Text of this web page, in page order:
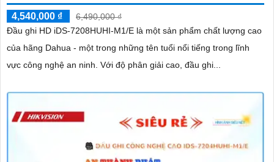
4,540,000 ₫
6,490,000 ₫
Đầu ghi HD iDS-7208HUHI-M1/E là một sản phẩm chất lượng cao
của hãng Dahua - một trong những tên tuổi nổi tiếng trong lĩnh
vực công nghệ an ninh. Với độ phân giải cao, đầu ghi...